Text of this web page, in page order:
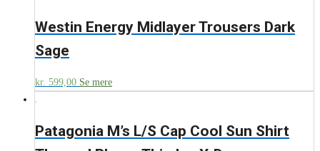
Westin Energy Midlayer Trousers Dark
Sage
kr. 599,00 Se mere
Patagonia M’s L/S Cap Cool Sun Shirt